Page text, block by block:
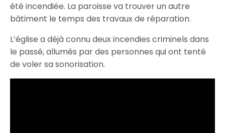
été incendiée. La paroisse va trouver un autre
bâtiment le temps des travaux de réparation.
L’église a déjà connu deux incendies criminels dans
le passé, allumés par des personnes qui ont tenté
de voler sa sonorisation.